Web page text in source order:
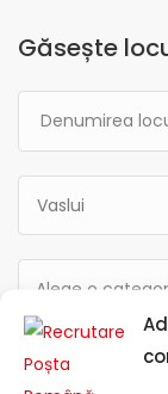
Găsește
Vaslui
Categoria